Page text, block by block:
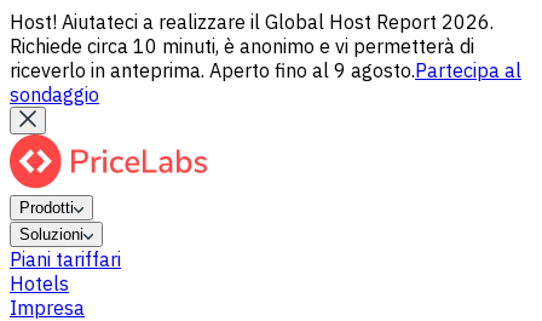
Host! Aiutateci a realizzare il Global Host Report 2026.
Richiede circa 10 minuti, è anonimo e vi permetterà di
riceverlo in anteprima. Aperto fino al 9 agosto.Partecipa al
sondaggio
Prodotti
Soluzioni
Piani tariffari
Hotels
Impresa